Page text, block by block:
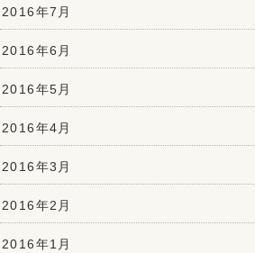
2016年7月
2016年6月
2016年5月
2016年4月
2016年3月
2016年2月
2016年1月